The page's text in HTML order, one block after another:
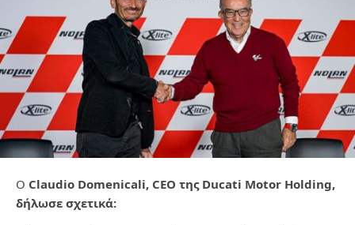
Ο Claudio Domenicali, CEO της Ducati Motor Holding,
δήλωσε σχετικά: